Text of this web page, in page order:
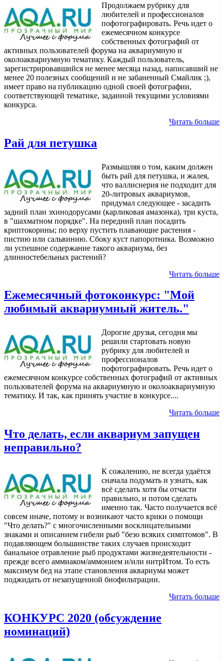
Продолжаем рубрику для
любителей и профессионалов
пофотографировать. Речь идет о
ежемесячном конкурсе
собственных фотографий от
активных пользователей форума на аквариумную и
околоаквариумную тематику. Каждый пользователь,
зарегистрировавшийся не менее месяца назад, написавший не
менее 20 полезных сообщений и не забаненный Смайлик ;),
имеет право на публикацию одной своей фотографии,
соответствующей тематике, заданной текущими условиями
конкурса.
Читать больше
Рай для петушка
Размышляя о том, каким должен
быть рай для петушка, и жалея,
что валлиснерия не подходит для
20-литровых аквариумов,
придумал следующее - засадить
задний план эхинодорусами (карликовая амазонка), три куста,
в "шахматном порядке". На передний план посадить
криптокорины; по верху пустить плавающие растения -
пистию или сальвинию. Сбоку куст папоротника. Возможно
ли успешное содержание такого аквариума, без
длинностебельных растений?
Читать больше
Ежемесячный фотоконкурс: "Мой
любимый аквариумный житель."
Дорогие друзья, сегодня мы
решили стартовать новую
рубрику для любителей и
профессионалов
пофотографировать. Речь идет о
ежемесячном конкурсе собственных фотографий от активных
пользователей форума на аквариумную и околоаквариумную
тематику. И так, как принять участие в конкурсе....
Читать больше
Что делать, если аквариум запущен
неправильно?
К сожалению, не всегда удаётся
сначала подумать и узнать, как
всё сделать хотя бы отчасти
правильно, и потом сделать
именно так. Часто получается всё
совсем иначе, потому и возникают часто крики о помощи
"Что делать?" с многочисленными восклицательными
знаками и описанием гибели рыб "безо всяких симптомов". В
подавляющем большинстве таких случаев происходит
банальное отравление рыб продуктами жизнедеятельности -
прежде всего аммиаком/аммонием и/или нитрИтом. То есть
максимум бед на этапе становления аквариума может
поджидать от незапущенной биофильтрации.
Читать больше
КОНКУРС 2020 (обсуждение
номинаций)